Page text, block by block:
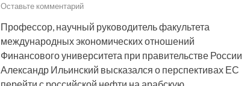
Оставьте комментарий
Профессор, научный руководитель факультета
международных экономических отношений
Финансового университета при правительстве России
Александр Ильинский высказался о перспективах ЕС